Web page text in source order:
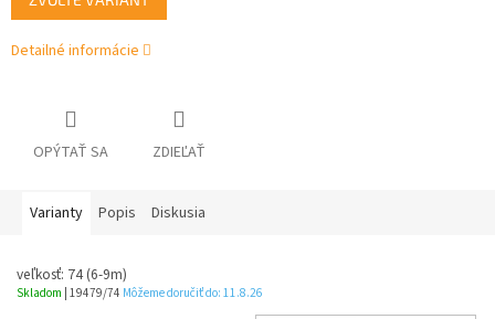
Detailné informácie
OPÝTAŤ SA ZDIEĽAŤ
Varianty Popis Diskusia
veľkosť: 74 (6-9m)
Skladom | 19479/74 Môžeme doručiť do: 11.8.26